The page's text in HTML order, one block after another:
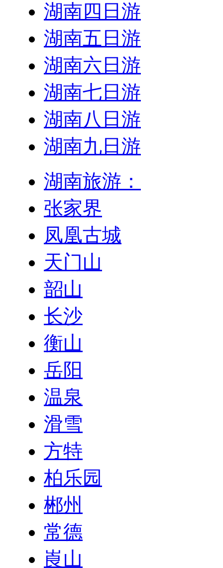
湖南四日游
湖南五日游
湖南六日游
湖南七日游
湖南八日游
湖南九日游
湖南旅游：
张家界
凤凰古城
天门山
韶山
长沙
衡山
岳阳
温泉
滑雪
方特
柏乐园
郴州
常德
崀山